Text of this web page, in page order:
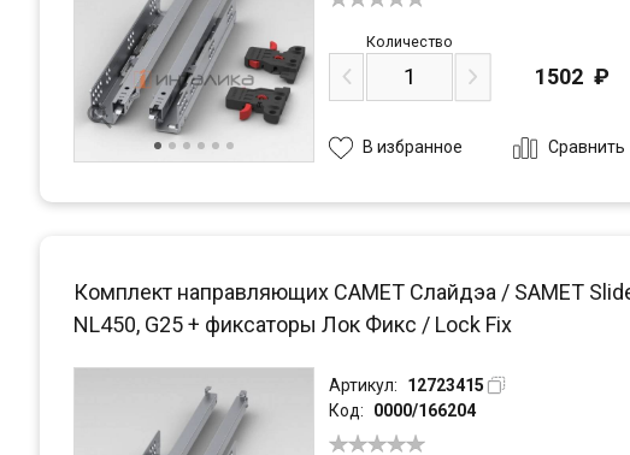
Количество
1502 ₽
В избранное Сравнить
Комплект направляющих САМЕТ Слайдэа / SAMET
NL450, G25 + фиксаторы Лок Фикс / Lock Fix
Артикул:
12723415
Код:
0000/166204